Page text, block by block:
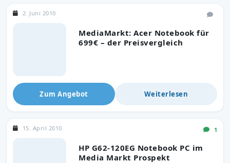
MediaMarkt: Acer Notebook für
699€ – der Preisvergleich
2. Juni 2010
Zum Angebot Weiterlesen
HP G62-120EG Notebook PC im
Media Markt Prospekt
15. April 2010 1